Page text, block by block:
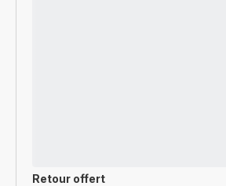
Retour offert